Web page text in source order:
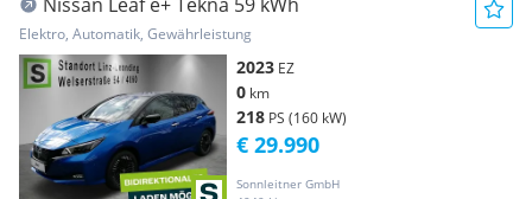
Nissan Leaf e+ Tekna 59 kWh
Elektro, Automatik, Gewährleistung
2023 EZ
0 km
218 PS (160 kW)
Sonnleitner GmbH
€ 29.990